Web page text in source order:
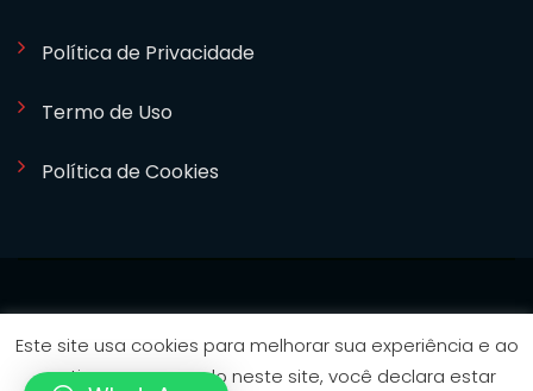
Política de Privacidade
Termo de Uso
Política de Cookies
Este site usa cookies para melhorar sua experiência e ao
continuar navegando neste site, você declara estar